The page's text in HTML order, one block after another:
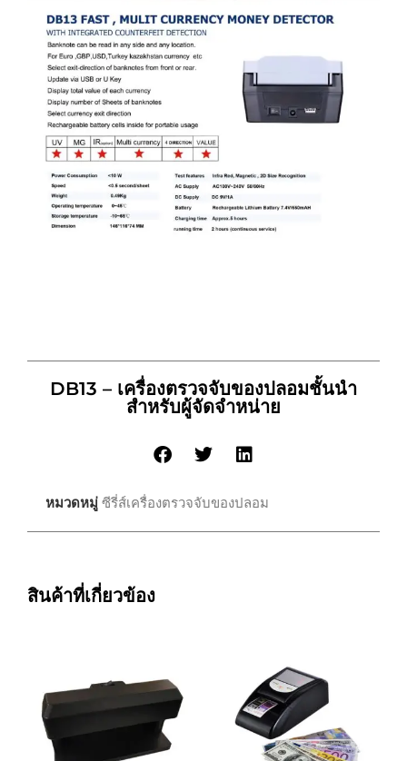
DB13 – เครื่องตรวจจับของปลอมชั้นนำ
สำหรับผู้จัดจำหน่าย
หมวดหมู่ ซีรี่ส์เครื่องตรวจจับของปลอม
สินค้าที่เกี่ยวข้อง